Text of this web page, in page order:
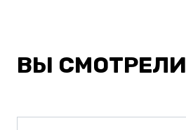
ВЫ СМОТРЕЛИ